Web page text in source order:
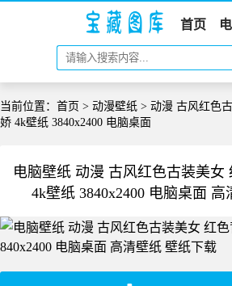
首页
当前位置： 首页 > 动漫壁纸 > 动漫 古风红色
娇 4k壁纸 3840x2400 电脑桌面
电脑壁纸 动漫 古风红色古装美女
4k壁纸 3840x2400 电脑桌面